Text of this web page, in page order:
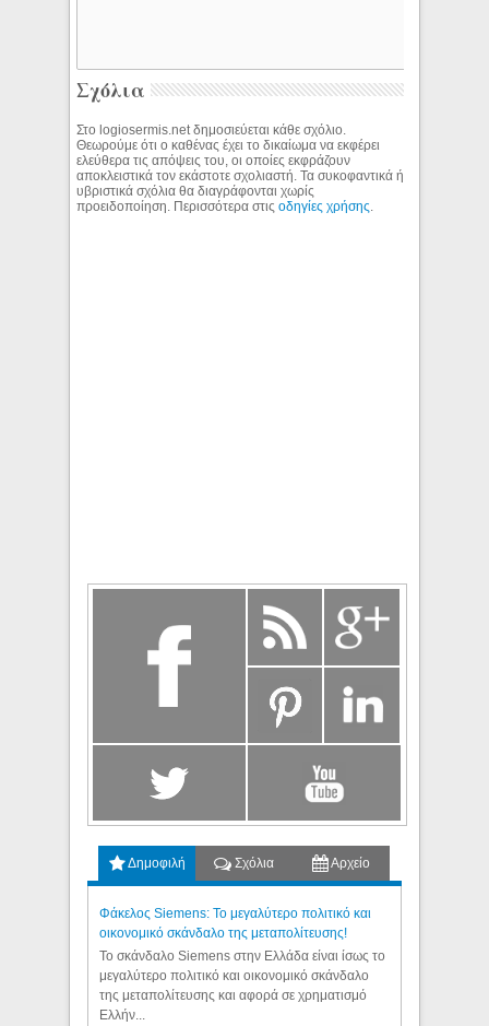
Σχόλια
Στο logiosermis.net δημοσιεύεται κάθε σχόλιο.
Θεωρούμε ότι ο καθένας έχει το δικαίωμα να εκφέρει
ελεύθερα τις απόψεις του, οι οποίες εκφράζουν
αποκλειστικά τον εκάστοτε σχολιαστή. Τα συκοφαντικά ή
υβριστικά σχόλια θα διαγράφονται χωρίς
προειδοποίηση. Περισσότερα στιςοδηγίες χρήσης
Δημοφιλή Σχόλια Αρχείο
Φάκελος Siemens: Το μεγαλύτερο πολιτικό και
οικονομικό σκάνδαλο της μεταπολίτευσης!
Το σκάνδαλο Siemens στην Ελλάδα είναι ίσως το
μεγαλύτερο πολιτικό και οικονομικό σκάνδαλο
της μεταπολίτευσης και αφορά σε χρηματισμό
Ελλήν...